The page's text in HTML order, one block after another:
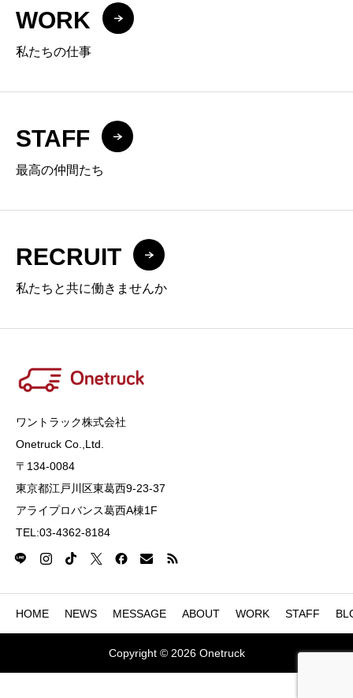
WORK
私たちの仕事
STAFF
最高の仲間たち
RECRUIT
私たちと共に働きませんか
ワントラック株式会社
Onetruck Co.,Ltd​​​.
〒134-0084
東京都江戸川区東葛西9-23-37
アライプロバンス葛西A棟1F
TEL:03-4362-8184
HOME NEWS MESSAGE ABOUT WORK STAFF
Copyright © 2026 Onetruck